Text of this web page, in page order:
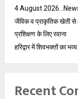
4 August
जैविक व प्राकृतिक खेती से
प्रशिक्षण के लिए रवाना
हरिद्वार में शिवभक्तों का
Recent